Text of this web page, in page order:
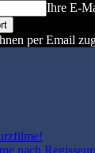
Ihre E-
per Email
nach